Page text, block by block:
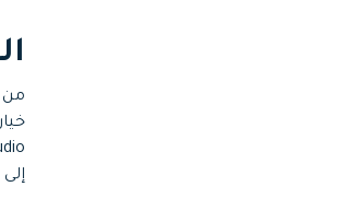
إلى Windows 8، سنستعرض لك الخطوات الواجب اتباعها.